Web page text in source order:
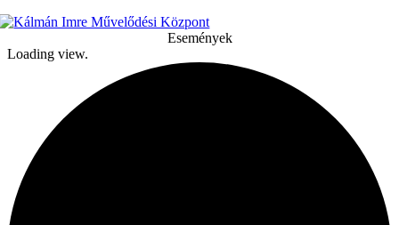
Események
Loading view.